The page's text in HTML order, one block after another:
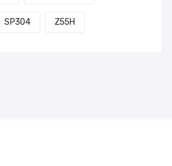
SP304 Z55H